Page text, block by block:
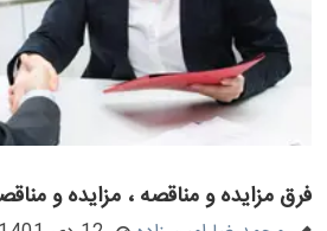
فرق مزایده و مناقصه ، مزایده و